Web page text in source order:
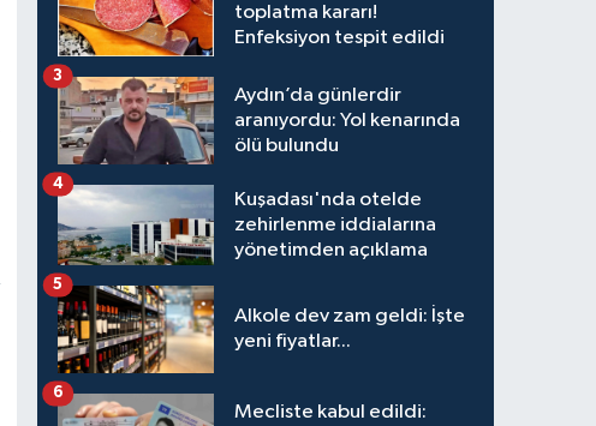
toplatma kararı!
Enfeksiyon tespit edildi
Aydın’da günlerdir
aranıyordu: Yol kenarında
ölü bulundu
3
Kuşadası'nda otelde
zehirlenme iddialarına
yönetimden açıklama
4
Alkole dev zam geldi: İşte
yeni fiyatlar...
5
Mecliste kabul edildi:
6